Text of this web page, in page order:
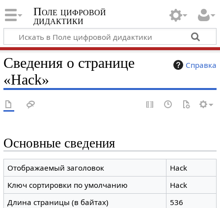
Поле цифровой
дидактики
Справка
Сведения о странице
«Hack»
Основные сведения
Отображаемый заголовок
Hack
Ключ сортировки по умолчанию
Hack
Длина страницы (в байтах)
536